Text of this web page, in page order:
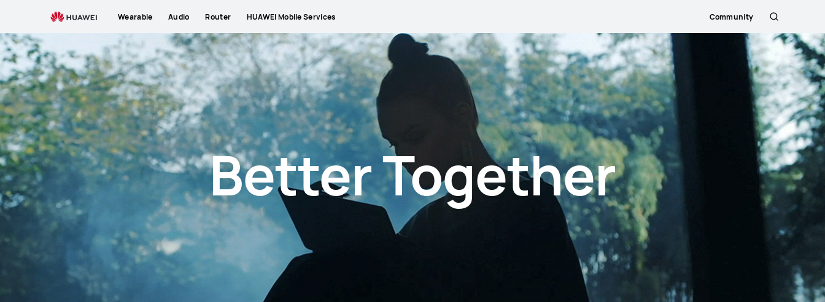
Wearable Audio Router HUAWEI Mobile Services Community
Αναζήτηση
Better Together